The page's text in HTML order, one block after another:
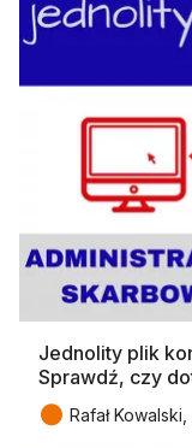
Jednolity plik
Sprawdź, czy
● Rafał